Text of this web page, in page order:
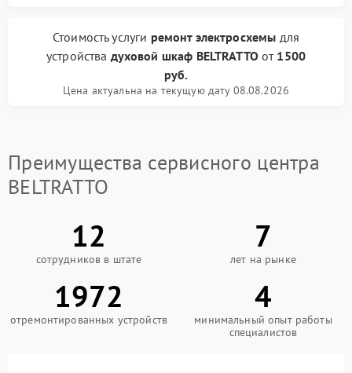
Стоимость услуги ремонт электросхемы для
устройства духовой шкаф BELTRATTO от 1500
руб.
Цена актуальна на текущую дату 08.08.2026
Преимущества сервисного центра
BELTRATTO
12
сотрудников в штате
7
лет на рынке
1972
отремонтированных устройств
4
минимальный опыт работы
специалистов